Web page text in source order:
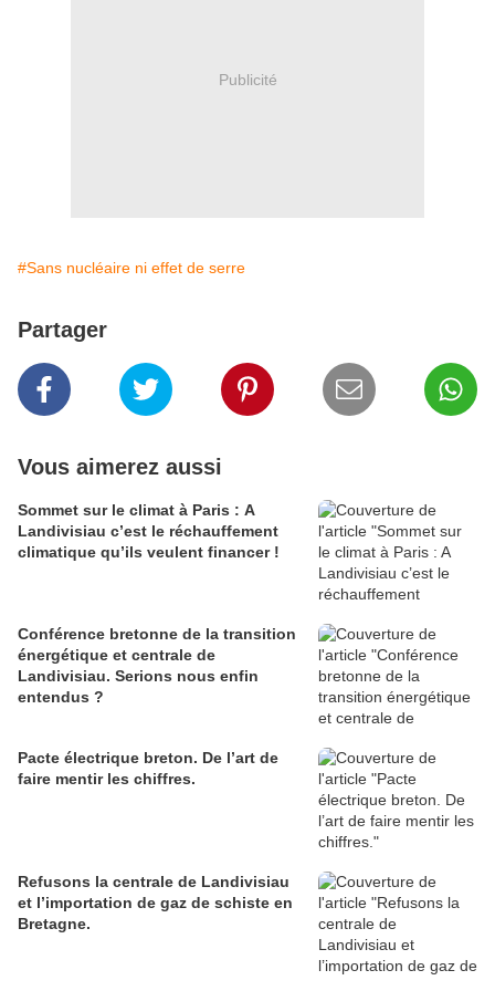
Publicité
#Sans nucléaire ni effet de serre
Partager
Vous aimerez aussi
Sommet sur le climat à Paris : A
Landivisiau c’est le réchauffement
climatique qu’ils veulent financer !
Conférence bretonne de la transition
énergétique et centrale de
Landivisiau. Serions nous enfin
entendus ?
Pacte électrique breton. De l’art de
faire mentir les chiffres.
Refusons la centrale de Landivisiau
et l’importation de gaz de schiste en
Bretagne.